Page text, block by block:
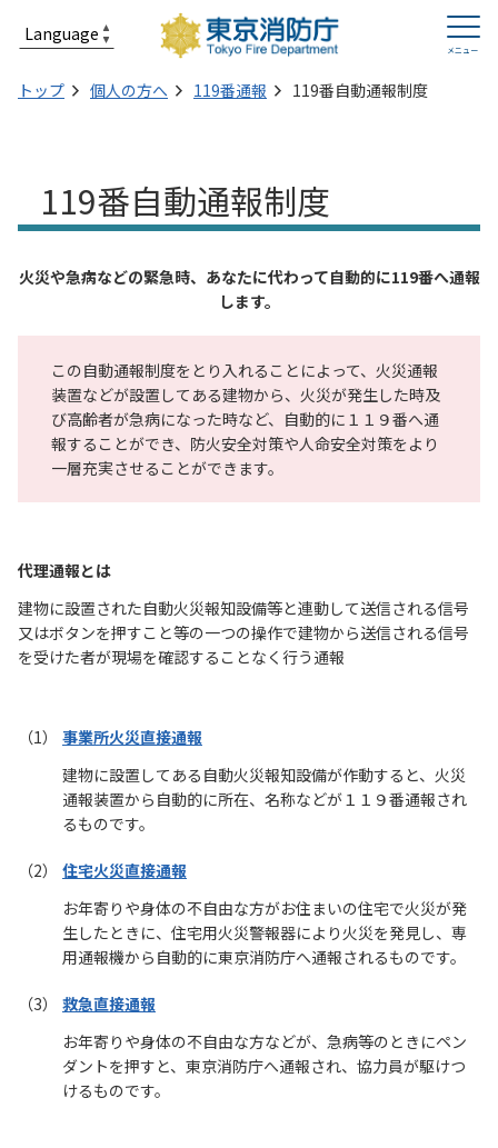
トップ 個人の方へ 119番通報 119番自動通報制度
119番自動通報制度
火災や急病などの緊急時、あなたに代わって自動的に119番へ通報
します。
この自動通報制度をとり入れることによって、火災通報
装置などが設置してある建物から、火災が発生した時及
び高齢者が急病になった時など、自動的に１１９番へ通
報することができ、防火安全対策や人命安全対策をより
一層充実させることができます。
代理通報とは
建物に設置された自動火災報知設備等と連動して送信される信号
又はボタンを押すこと等の一つの操作で建物から送信される信号
を受けた者が現場を確認することなく行う通報
事業所火災直接通報
建物に設置してある自動火災報知設備が作動すると、火災
通報装置から自動的に所在、名称などが１１９番通報され
るものです。
住宅火災直接通報
お年寄りや身体の不自由な方がお住まいの住宅で火災が発
生したときに、住宅用火災警報器により火災を発見し、専
用通報機から自動的に東京消防庁へ通報されるものです。
救急直接通報
お年寄りや身体の不自由な方などが、急病等のときにペン
ダントを押すと、東京消防庁へ通報され、協力員が駆けつ
けるものです。